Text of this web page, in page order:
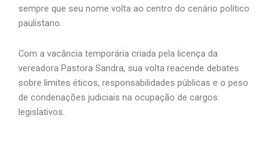
sempre que seu nome volta ao centro do cenário político
paulistano.
Com a vacância temporária criada pela licença da
vereadora Pastora Sandra, sua volta reacende debates
sobre limites éticos, responsabilidades públicas e o peso
de condenações judiciais na ocupação de cargos
legislativos.